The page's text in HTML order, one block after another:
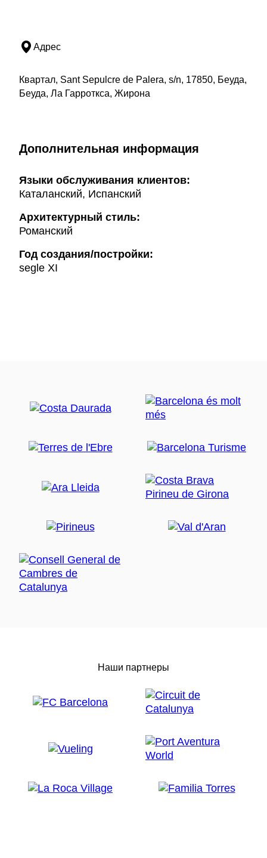
Адрес
Квартал, Sant Sepulcre de Palera, s/n, 17850, Беуда,
Беуда, Ла Гарроткса, Жирона
Дополнительная информация
Языки обслуживания клиентов:
Каталанский, Испанский
Архитектурный стиль:
Романский
Год создания/постройки:
segle XI
Наши партнеры